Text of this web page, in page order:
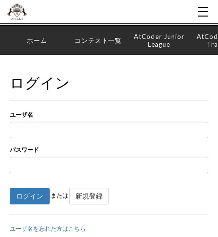
ホーム コンテスト一覧
AtCoder Junior
League
ログイン
ユーザ名
パスワード
ログイン または 新規登録
ユーザ名を忘れた方はこちら